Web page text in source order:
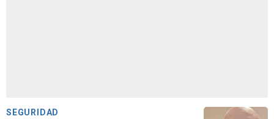
SEGURIDAD